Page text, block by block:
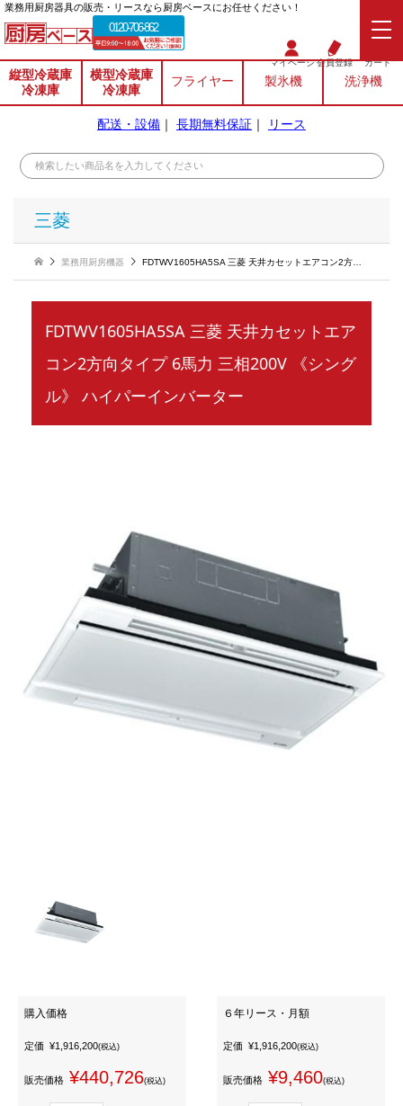
業務⽤厨房器具の販売・リースなら厨房ベースにお任せください！
0120-706-862
マイページ会員登録 カート
縦型冷蔵庫
冷凍庫
横型冷蔵庫
冷凍庫
フライヤー 製氷機 洗浄機
配送・設備 ｜ 長期無料保証 ｜ リース
三菱
業務用厨房機器 FDTWV1605HA5SA 三菱 天井カセットエアコン2方向タイプ 6馬力 三相200V 《シングル》 ハイパーインバーター
FDTWV1605HA5SA 三菱 天井カセットエア
コン2方向タイプ 6馬力 三相200V 《シング
ル》 ハイパーインバーター
購入価格
定価 ¥1,916,200(税込)
販売価格 ¥440,726(税込)
６年リース・月額
定価 ¥1,916,200(税込)
販売価格 ¥9,460(税込)